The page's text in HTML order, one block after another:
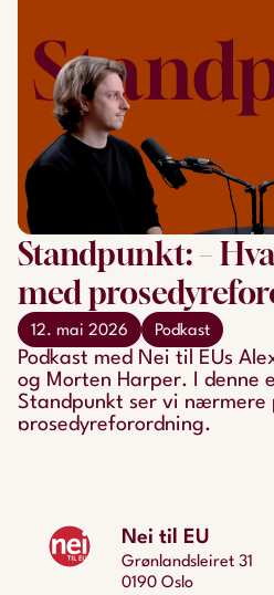
Standpunkt: –
med
12. mai 2026 Podkast
Podkast med Nei til EUs
og Morten Harper. I denne
Standpunkt ser vi nærmere
prosedyreforordning.
Nei til EU
Grønlandsleiret 31
0190 Oslo